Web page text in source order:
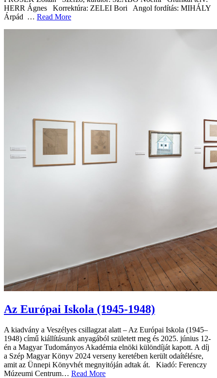
HERR Ágnes Korrektúra: ZELEI Bori Angol fordítás: MIHÁLY
Árpád … Read More
Az Európai Iskola (1945-1948)
A kiadvány a Veszélyes csillagzat alatt – Az Európai Iskola (1945–
1948) című kiállításunk anyagából született meg és 2025. június 12-
én a Magyar Tudományos Akadémia elnöki különdíját kapott. A díj
a Szép Magyar Könyv 2024 verseny keretében került odaítélésre,
amit az Ünnepi Könyvhét megnyitóján adtak át. Kiadó: Ferenczy
Múzeumi Centrum… Read More